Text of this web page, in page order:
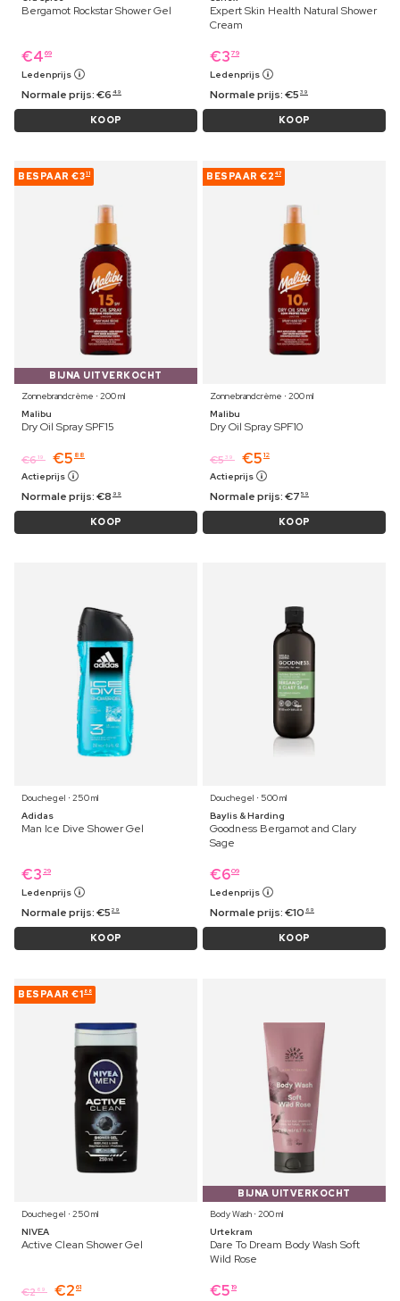
Bergamot Rockstar Shower Gel
€4 69
Ledenprijs
Normale prijs:€6 49
KOOP
Expert Skin Health Natural Shower
Cream
€3 79
Ledenprijs
Normale prijs:€5 39
KOOP
BESPAAR €311
BIJNA UITVERKOCHT
Zonnebrandcrème ⋅ 200 ml
Malibu
Dry Oil Spray SPF15
€619 €5 88
Actieprijs
Normale prijs:€8 99
KOOP
BESPAAR €2 47
Zonnebrandcrème ⋅ 200 ml
Malibu
Dry Oil Spray SPF10
€539 €5 12
Actieprijs
Normale prijs:€7 59
KOOP
Douchegel ⋅ 250 ml
Adidas
Man Ice Dive Shower Gel
€3 29
Ledenprijs
Normale prijs:€5 29
KOOP
Douchegel ⋅ 500 ml
Baylis & Harding
Goodness Bergamot and Clary
Sage
€609
Ledenprijs
Normale prijs:€10 69
KOOP
BESPAAR €1 88
Douchegel ⋅ 250 ml
NIVEA
Active Clean Shower Gel
€2 69 €2 61
BIJNA UITVERKOCHT
Body Wash ⋅ 200 ml
Urtekram
Dare To Dream Body Wash Soft
Wild Rose
€5 19